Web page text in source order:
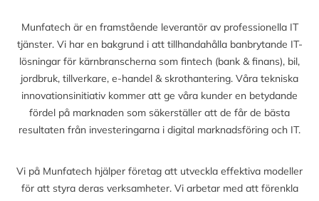
Munfatech är en framstående leverantör av professionella IT
tjänster. Vi har en bakgrund i att tillhandahålla banbrytande IT-
lösningar för kärnbranscherna som fintech (bank & finans), bil,
jordbruk, tillverkare, e-handel & skrothantering. Våra tekniska
innovationsinitiativ kommer att ge våra kunder en betydande
fördel på marknaden som säkerställer att de får de bästa
resultaten från investeringarna i digital marknadsföring och IT.
Vi på Munfatech hjälper företag att utveckla effektiva modeller
för att styra deras verksamheter. Vi arbetar med att förenkla